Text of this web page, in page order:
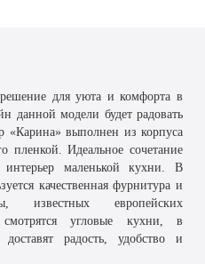
для уюта и комфорта в
данной модели будет радовать
«Карина» выполнен из корпуса
Идеальное сочетание
маленькой кухни. В
качественная фурнитура и
известных европейских
смотрятся угловые кухни, в
радость, удобство и